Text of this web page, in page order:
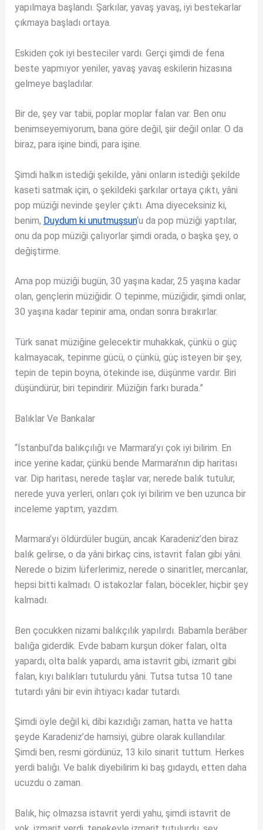
yapılmaya başlandı. Şarkılar, yavaş yavaş, iyi bestekarlar
çıkmaya başladı ortaya.
Eskiden çok iyi besteciler vardı. Gerçi şimdi de fena
beste yapmıyor yeniler, yavaş yavaş eskilerin hizasına
gelmeye başladılar.
Bir de, şey var tabii, poplar moplar falan var. Ben onu
benimseyemiyorum, bana göre değil, şiir değil onlar. O da
biraz, para işine bindi, para işine.
Şimdi halkın istediği şekilde, yâni onların istediği şekilde
kaseti satmak için, o şekildeki şarkılar ortaya çıktı, yâni
pop müziği nevinde şeyler çıktı. Ama diyeceksiniz ki,
benim, Duydum ki unutmuşsun‘u da pop müziği yaptılar,
onu da pop müziği çalıyorlar şimdi orada, o başka şey, o
değiştirme.
Ama pop müziği bugün, 30 yaşına kadar, 25 yaşına kadar
olan, gençlerin müziğidir. O tepinme, müziğidir, şimdi onlar,
30 yaşına kadar tepinir ama, ondan sonra bırakırlar.
Türk sanat müziğine gelecektir muhakkak, çünkü o güç
kalmayacak, tepinme gücü, o çünkü, güç isteyen bir şey,
tepin de tepin boyna, ötekinde ise, düşünme vardır. Biri
düşündürür, biri tepindirir. Müziğin farkı burada.”
Balıklar Ve Bankalar
“İstanbul’da balıkçılığı ve Marmara’yı çok iyi bilirim. En
ince yerine kadar, çünkü bende Marmara’nın dip haritası
var. Dip haritası, nerede taşlar var, nerede balık tutulur,
nerede yuva yerleri, onları çok iyi bilirim ve ben uzunca bir
inceleme yaptım, yazdım.
Marmara’yı öldürdüler bugün, ancak Karadeniz’den biraz
balık gelirse, o da yâni birkaç cins, istavrit falan gibi yâni.
Nerede o bizim lüferlerimiz, nerede o sinaritler, mercanlar,
hepsi bitti kalmadı. O istakozlar falan, böcekler, hiçbir şey
kalmadı.
Ben çocukken nizami balıkçılık yapılırdı. Babamla berâber
balığa giderdik. Evde babam kurşun döker falan, olta
yapardı, olta balık yapardı, ama istavrit gibi, izmarit gibi
falan, kıyı balıkları tutulurdu yâni. Tutsa tutsa 10 tane
tutardı yâni bir evin ihtiyacı kadar tutardı.
Şimdi öyle değil ki, dibi kazıdığı zaman, hatta ve hatta
şeyde Karadeniz’de hamsiyi, gübre olarak kullandılar.
Şimdi ben, resmi gördünüz, 13 kilo sinarit tuttum. Herkes
yerdi balığı. Ve balık diyebilirim ki baş gıdaydı, etten daha
ucuzdu o zaman.
Balık, hiç olmazsa istavrit yerdi yahu, şimdi istavrit de